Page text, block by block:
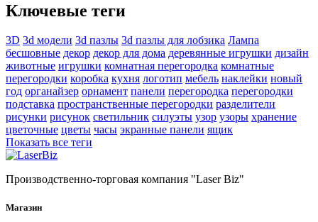
Ключевые теги
3D 3d модели 3d пазлы 3d пазлы для лобзика Лампа
бесшовные декор декор для дома деревянные игрушки дизайн
животные игрушки комнатная перегородка комнатные
перегородки коробка кухня логотип мебель наклейки новый
год органайзер орнамент панели перегородка перегородки
подставка пространственные перегородки разделители
рисунки рисунок светильник силуэты узор узоры хранение
цветочные цветы часы экранные панели ящик
Показать все теги
Производственно-торговая компания "Laser Biz"
Магазин